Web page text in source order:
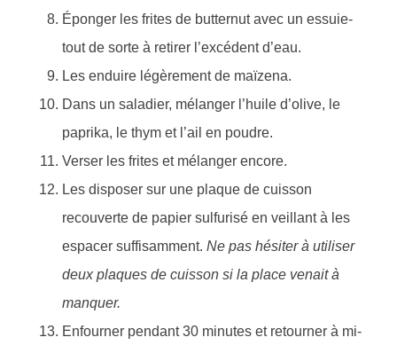
Éponger les frites de butternut avec un essuie-
tout de sorte à retirer l’excédent d’eau.
Les enduire légèrement de maïzena.
Dans un saladier, mélanger l’huile d’olive, le
paprika, le thym et l’ail en poudre.
Verser les frites et mélanger encore.
Les disposer sur une plaque de cuisson
recouverte de papier sulfurisé en veillant à les
espacer suffisamment. Ne pas hésiter à utiliser
deux plaques de cuisson si la place venait à
manquer.
Enfourner pendant 30 minutes et retourner à mi-